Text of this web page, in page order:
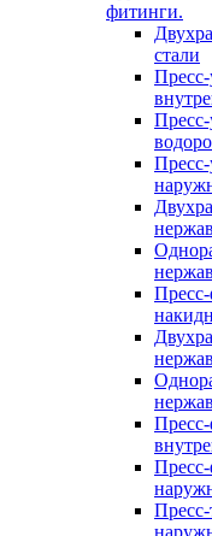
фитинги.
стали